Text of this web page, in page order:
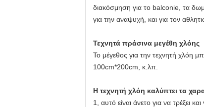
διακόσμηση για το balconie, τα
για την αναψυχή, και για τον
Τεχνητά πράσινα μεγέθη χλόης
Το μέγεθος για την τεχνητή χλόη
100cm*200cm, κ.λπ.
Η τεχνητή χλόη καλύπτει τα
1, αυτό είναι άνετο για να τρέξει